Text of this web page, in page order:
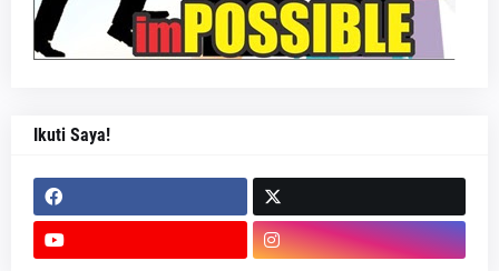
Ikuti Saya!